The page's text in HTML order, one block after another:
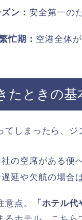
ン： 安全第一の
忙期： 空港全体
たときの基
てしまったら、
社の空席がある便
延や欠航の場合
点。
「ホテル